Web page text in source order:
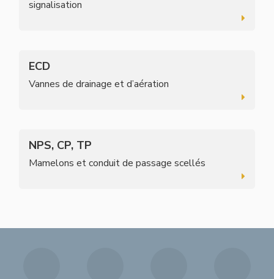
signalisation
ECD
Vannes de drainage et d’aération
NPS, CP, TP
Mamelons et conduit de passage scellés